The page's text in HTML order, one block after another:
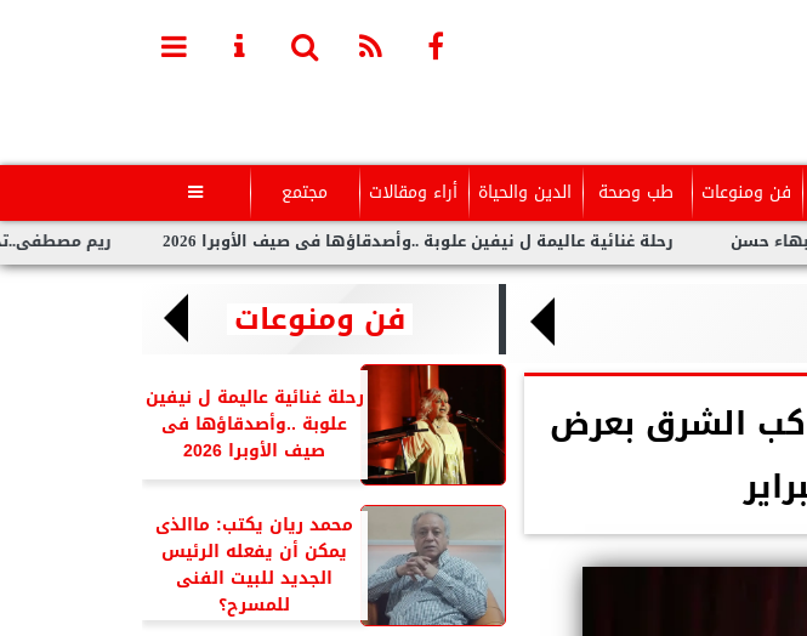
فن ومنوعات طب وصحة الدين والحياة أراء ومقالات مجتمع 
ريم مصطفى..تخطف رحلة غنائية عاليمة ل نيفين علوبة ..وأصدقاؤها فى صيف الأوبرا 2026
الشرق بعرض
فن ومنوعات
رحلة غنائية عاليمة ل نيفين
علوبة ..وأصدقاؤها فى
صيف الأوبرا 2026
محمد ريان يكتب: ماالذى
يمكن أن يفعله الرئيس
الجديد للبيت الفنى
للمسرح؟